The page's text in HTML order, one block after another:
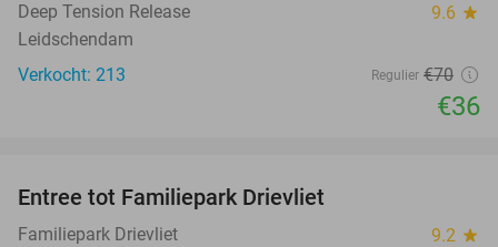
Deep Tension Release 9.6 star
Leidschendam
Verkocht: 213
Regulier €70
€36
Entree tot Familiepark Drievliet
Familiepark Drievliet 9.2 star